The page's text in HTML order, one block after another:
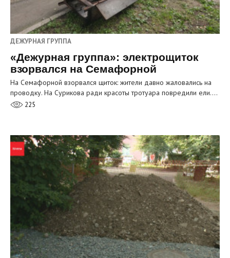
ДЕЖУРНАЯ ГРУППА
«Дежурная группа»: электрощиток
взорвался на Семафорной
На Семафорной взорвался щиток: жители давно жаловались на
проводку. На Сурикова ради красоты тротуара повредили ели.…
225